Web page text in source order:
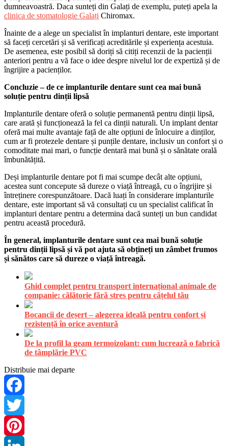
dumneavoastră. Daca sunteți din Galați de exemplu, puteți apela la
clinica de stomatologie Galați Chiromax.
Înainte de a alege un specialist în implanturi dentare, este important
să faceți cercetări și să verificați acreditările și experiența acestuia.
De asemenea, este posibil să doriți să citiți recenzii de la pacienții
anteriori pentru a vă face o idee despre nivelul lor de expertiză și de
îngrijire a pacienților.
Concluzie – de ce implanturile dentare sunt cea mai bună
soluție pentru dinții lipsă
Implanturile dentare oferă o soluție permanentă pentru dinții lipsă,
care arată și funcționează la fel ca dinții naturali. Un implant dentar
oferă mai multe avantaje față de alte opțiuni de înlocuire a dinților,
cum ar fi protezele dentare și punțile dentare, inclusiv un confort și o
comoditate mai mari, o funcție dentară mai bună și o sănătate orală
îmbunătățită.
Deși implanturile dentare pot fi mai scumpe decât alte opțiuni,
acestea sunt concepute să dureze o viață întreagă, cu o îngrijire și
întreținere corespunzătoare. Dacă luați în considerare implanturile
dentare, este important să vă consultați cu un specialist calificat în
implanturi dentare pentru a determina dacă sunteți un bun candidat
pentru această procedură.
În general, implanturile dentare sunt cea mai bună soluție
pentru dinții lipsă și vă pot ajuta să obțineți un zâmbet frumos
și sănătos care să dureze o viață întreagă.
Ghid complet pentru transport internațional animale de
companie: călătorie fără stres pentru cățelul tău
Bocancii de deșert – alegerea ideală pentru confort și
rezistență în orice aventură
De la profil la geam termoizolant: cum lucrează o fabrică
de tâmplărie PVC
Distribuie mai departe
Facebook
Twitter